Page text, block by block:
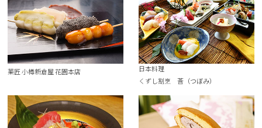
菓匠 小樽新倉屋 花園本店
日本料理
くずし割烹 莟（つぼみ）